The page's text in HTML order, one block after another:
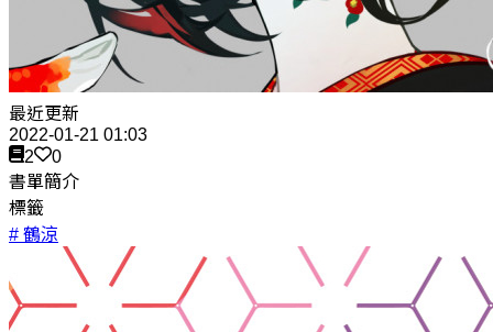
最近更新
2022-01-21 01:03
2
0
書單簡介
標籤
# 鶴涼